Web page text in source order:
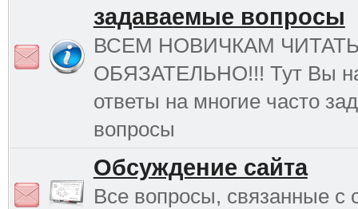
задаваемые вопросы
ВСЕМ НОВИЧКАМ
ОБЯЗАТЕЛЬНО!!! Тут Вы
ответы на многие часто
вопросы
Обсуждение сайта
Все вопросы, связанные с